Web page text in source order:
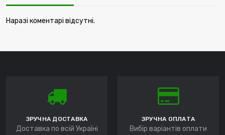
Наразі коментарі відсутні.
ЗРУЧНА ДОСТАВКА
Доставка по всій Україні
ЗРУЧНА ОПЛАТА
Вибір варіантів оплати